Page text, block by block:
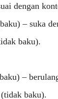
dengan
– suka
baku).
–
baku).